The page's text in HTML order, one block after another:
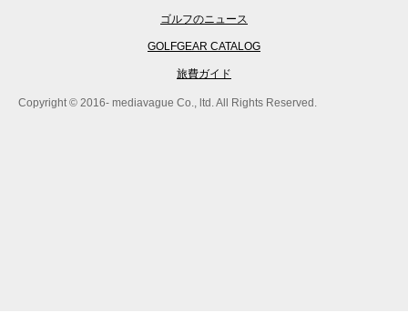
ゴルフのニュース
GOLFGEAR CATALOG
旅費ガイド
Copyright © 2016- mediavague Co., ltd. All Rights Reserved.